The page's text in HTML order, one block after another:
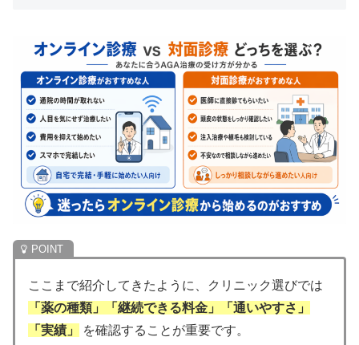
ここまで紹介してきたように、クリニック選びでは
「薬の種類」「継続できる料金」「通いやすさ」
「実績」
を確認することが重要です。